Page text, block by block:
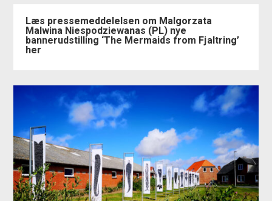
Læs pressemeddelelsen om Malgorzata
Malwina Niespodziewanas (PL) nye
bannerudstilling ‘The Mermaids from Fjaltring’
her